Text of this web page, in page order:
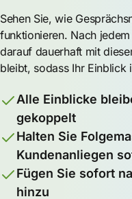
Sehen Sie, wie
funktionieren. Nach
darauf dauerhaft mit
bleibt, sodass Ihr Einblick
Alle Einblicke
gekoppelt
Halten Sie
Kundenanliegen
Fügen Sie sofort
hinzu